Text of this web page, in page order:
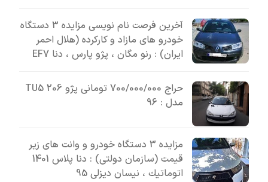
آخرین فرصت نام نویسی مزایده 3 دستگاه
خودرو های مازاد و کارکرده (هلال احمر
ایران) : رنو مگان ، پژو پارس ، دنا EF7
حراج 700/000/000 تومانی پژو 206 TU5
مدل : 96
مزایده 3 دستگاه خودرو و وانت های زیر
قیمت (سازمان دولتی) : دنا پلاس 1401
اتوماتيك ، نیسان دیزلی 95